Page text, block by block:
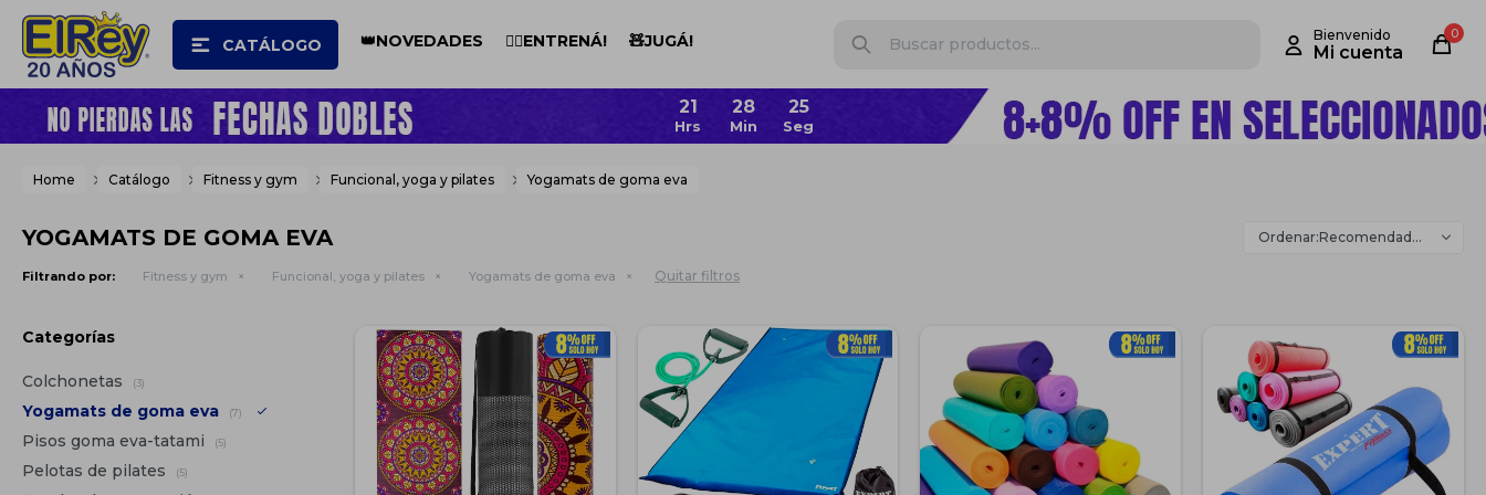
CATÁLOGO 👑NOVEDADES 🏋️‍♂️ENTRENÁ! 🧸JUGÁ! 0
21 28 24
Home Catálogo Fitness y gym Funcional, yoga y pilates Yogamats de goma eva
YOGAMATS DE GOMA EVA Recomendados
Filtrando por: Fitness y gym Funcional, yoga y pilates Yogamats de goma eva Quitar filtros
Categorías
Colchonetas (3)
Yogamats de goma eva (7)
Pisos goma eva-tatami (5)
Pelotas de pilates (5)